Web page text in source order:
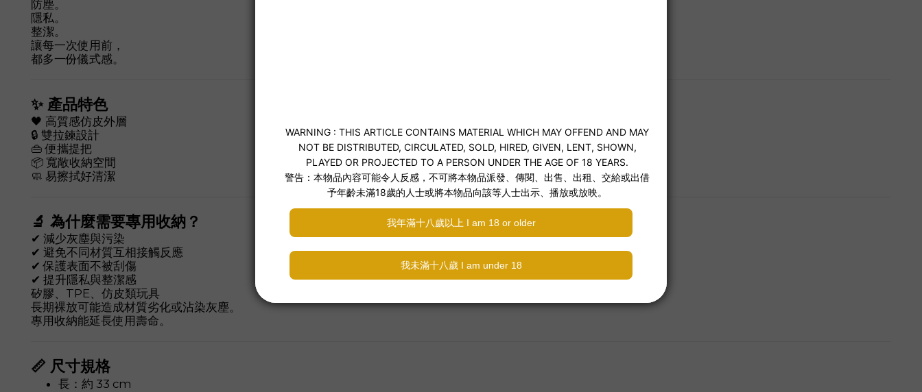
防塵。
隱私。
整潔。
讓每一次使用前，
都多一份儀式感。
✨ 產品特色
🖤 高質感仿皮外層
🔒 雙拉鍊設計
👜 便攜提把
📦 寬敞收納空間
🧼 易擦拭好清潔
🔬 為什麼需要專用收納？
✔ 減少灰塵與污染
✔ 避免不同材質互相接觸反應
✔ 保護表面不被刮傷
✔ 提升隱私與整潔感
矽膠、TPE、仿皮類玩具
長期裸放可能造成材質劣化或沾染灰塵。
專用收納能延長使用壽命。
📏 尺寸規格
長：約 33 cm